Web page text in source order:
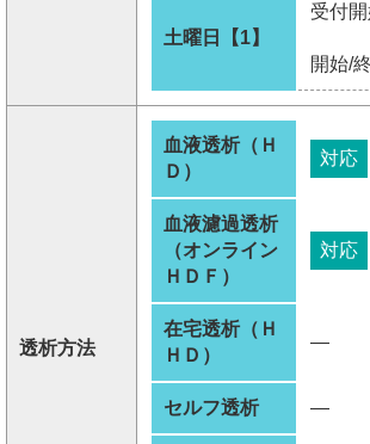
土曜日【1】
受付開
開始/
透析方法
血液透析（Ｈ
Ｄ）
対応
血液濾過透析
（オンライン
ＨＤＦ）
対応
在宅透析（Ｈ
ＨＤ）
―
セルフ透析 ―